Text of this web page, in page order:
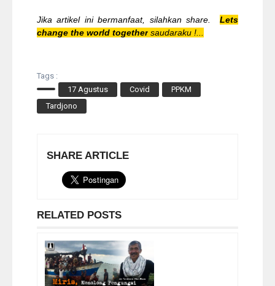
Jika artikel ini bermanfaat, silahkan share. Lets
change the world together saudaraku !...
Tags :
17 Agustus
Covid
PPKM
Tardjono
SHARE ARTICLE
RELATED POSTS